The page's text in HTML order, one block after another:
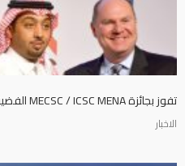
تفوز بجائزة MECSC / ICSC MENA الفضية لعام 201...
الاخبار